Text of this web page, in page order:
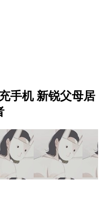
手机 新锐父母居